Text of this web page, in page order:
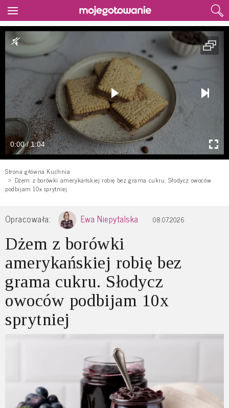
0:00 / 1:04
Strona główna Kuchnia
Dżem z borówki amerykańskiej robię bez grama cukru. Słodycz owoców
podbijam 10x sprytniej
Opracowała: Ewa Niepytalska 08.07.2026
Dżem z borówki
amerykańskiej robię bez
grama cukru. Słodycz
owoców podbijam 10x
sprytniej